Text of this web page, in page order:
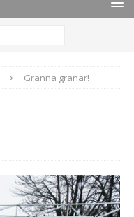
Granna granar!